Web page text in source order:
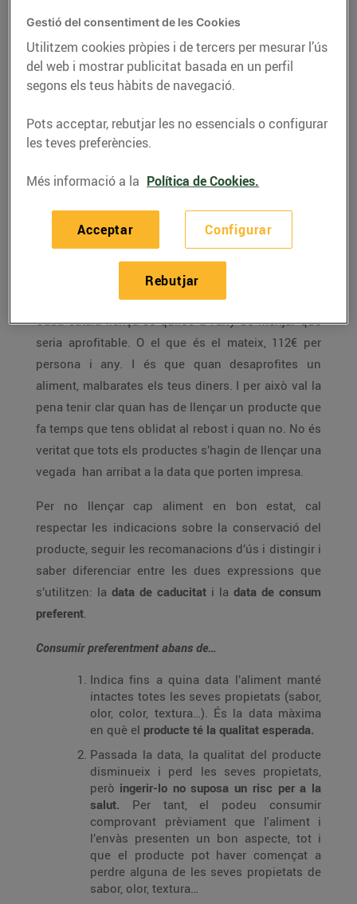
CONSELLS I HÀBITS SALUDABLES
Les 3 diferències entre
la data de caducitat i la
de consum preferent
Cada català llença 35 quilos a l’any de menjar que
seria aprofitable. O el que és el mateix, 112€ per
persona i any. I és que quan desaprofites un
aliment, malbarates els teus diners. I per això val la
pena tenir clar quan has de llençar un producte que
fa temps que tens oblidat al rebost i quan no. No és
veritat que tots els productes s’hagin de llençar una
vegada han arribat a la data que porten impresa.
Per no llençar cap aliment en bon estat, cal
respectar les indicacions sobre la conservació del
producte, seguir les recomanacions d’ús i distingir i
saber diferenciar entre les dues expressions que
s’utilitzen: la data de caducitat i la data de consum
preferent.
Consumir preferentment abans de…
Indica fins a quina data l’aliment manté
intactes totes les seves propietats (sabor,
olor, color, textura…). És la data màxima
en què el producte té la qualitat esperada.
Passada la data, la qualitat del producte
disminueix i perd les seves propietats,
però ingerir-lo no suposa un risc per a la
salut. Per tant, el podeu consumir
comprovant prèviament que l'aliment i
l’envàs presenten un bon aspecte, tot i
que el producte pot haver començat a
perdre alguna de les seves propietats de
sabor, olor, textura…
Gestió del consentiment de les Cookies
Utilitzem cookies pròpies i de tercers per mesurar l’ús
del web i mostrar publicitat basada en un perfil
segons els teus hàbits de navegació.
Pots acceptar, rebutjar les no essencials o configurar
les teves preferències.
Més informació a la Política de Cookies.
Configurar
Rebutjar
Acceptar